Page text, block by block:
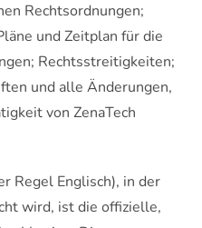
Rechtsordnungen;
und Zeitplan für die
Rechtsstreitigkeiten;
und alle Änderungen,
von ZenaTech
Regel Englisch), in der
wird, ist die offizielle,